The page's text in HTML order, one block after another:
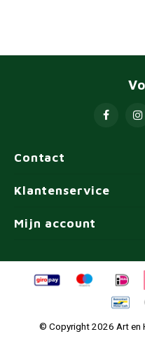
Contact
Klantenservice
Mijn account
© Copyright 2026 Art en